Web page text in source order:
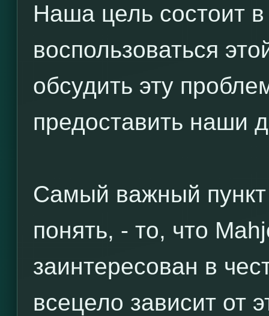
Наша цель состоит
воспользоваться
обсудить эту
предоставить наши
Самый важный
понять, - то, что
заинтересован в
всецело зависит от